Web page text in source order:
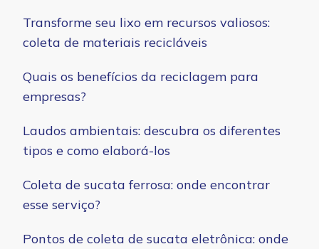
Transforme seu lixo em recursos valiosos:
coleta de materiais recicláveis
Quais os benefícios da reciclagem para
empresas?
Laudos ambientais: descubra os diferentes
tipos e como elaborá-los
Coleta de sucata ferrosa: onde encontrar
esse serviço?
Pontos de coleta de sucata eletrônica: onde